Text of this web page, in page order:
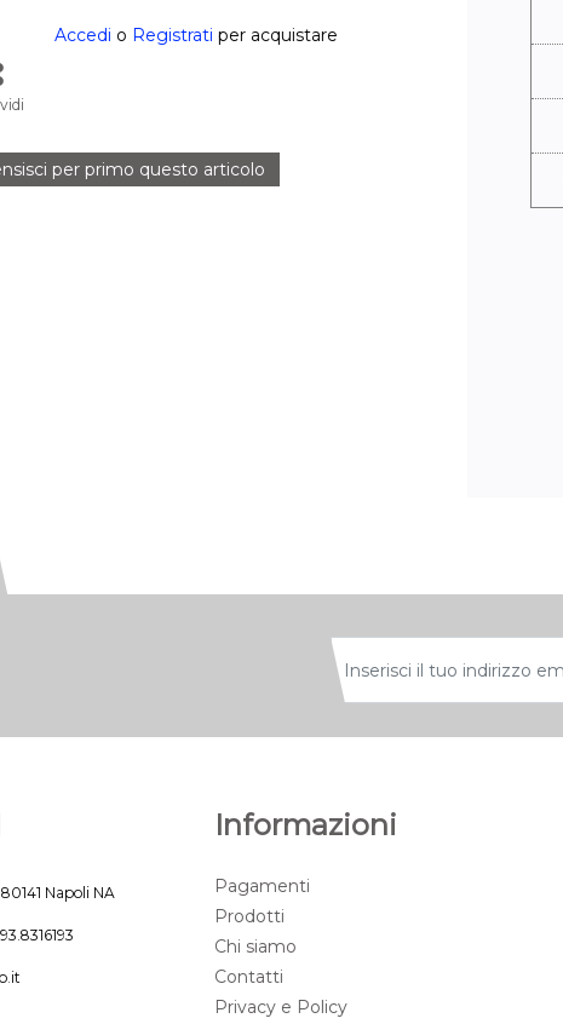
Accedi o Registrati per acquistare
per primo questo articolo
Napoli NA
Informazioni
Pagamenti
Prodotti
Chi siamo
Contatti
Privacy e Policy